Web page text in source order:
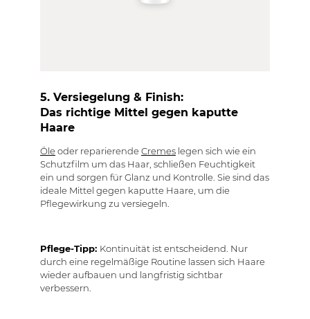
5. Versiegelung & Finish:
Das richtige Mittel gegen kaputte
Haare
Öle oder reparierende Cremes legen sich wie ein
Schutzfilm um das Haar, schließen Feuchtigkeit
ein und sorgen für Glanz und Kontrolle. Sie sind das
ideale Mittel gegen kaputte Haare, um die
Pflegewirkung zu versiegeln.
Pflege-Tipp: Kontinuität ist entscheidend. Nur
durch eine regelmäßige Routine lassen sich Haare
wieder aufbauen und langfristig sichtbar
verbessern.